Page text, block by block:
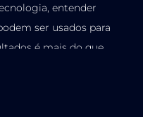
entender
ser usados para
é mais do que